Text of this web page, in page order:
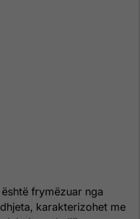
frymëzuar nga
karakterizohet me